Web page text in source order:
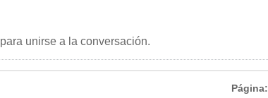
para unirse a la conversación.
Página: